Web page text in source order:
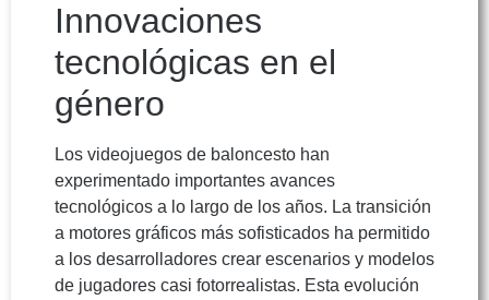
Innovaciones
tecnológicas en el
género
Los videojuegos de baloncesto han
experimentado importantes avances
tecnológicos a lo largo de los años. La transición
a motores gráficos más sofisticados ha permitido
a los desarrolladores crear escenarios y modelos
de jugadores casi fotorrealistas. Esta evolución